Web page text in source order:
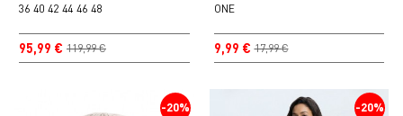
95,99 € 119,99 €
36 40 42 44 46 48
9,99 € 17,99 €
ONE
-20% -20%